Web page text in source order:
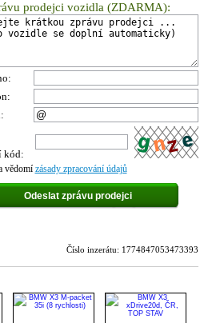
prodejci vozidla (ZDARMA):
kód:
vědomí zásady zpracování údajů
Číslo inzerátu: 1774847053473393